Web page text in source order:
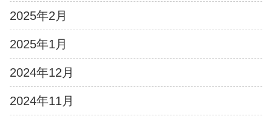
2025年2月
2025年1月
2024年12月
2024年11月